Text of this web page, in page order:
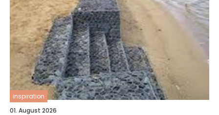
inspiration
01. August 2026